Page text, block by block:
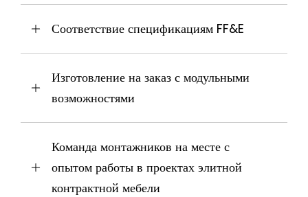
Соответствие спецификациям FF&E
Изготовление на заказ с модульными
возможностями
Команда монтажников на месте с
опытом работы в проектах элитной
контрактной мебели